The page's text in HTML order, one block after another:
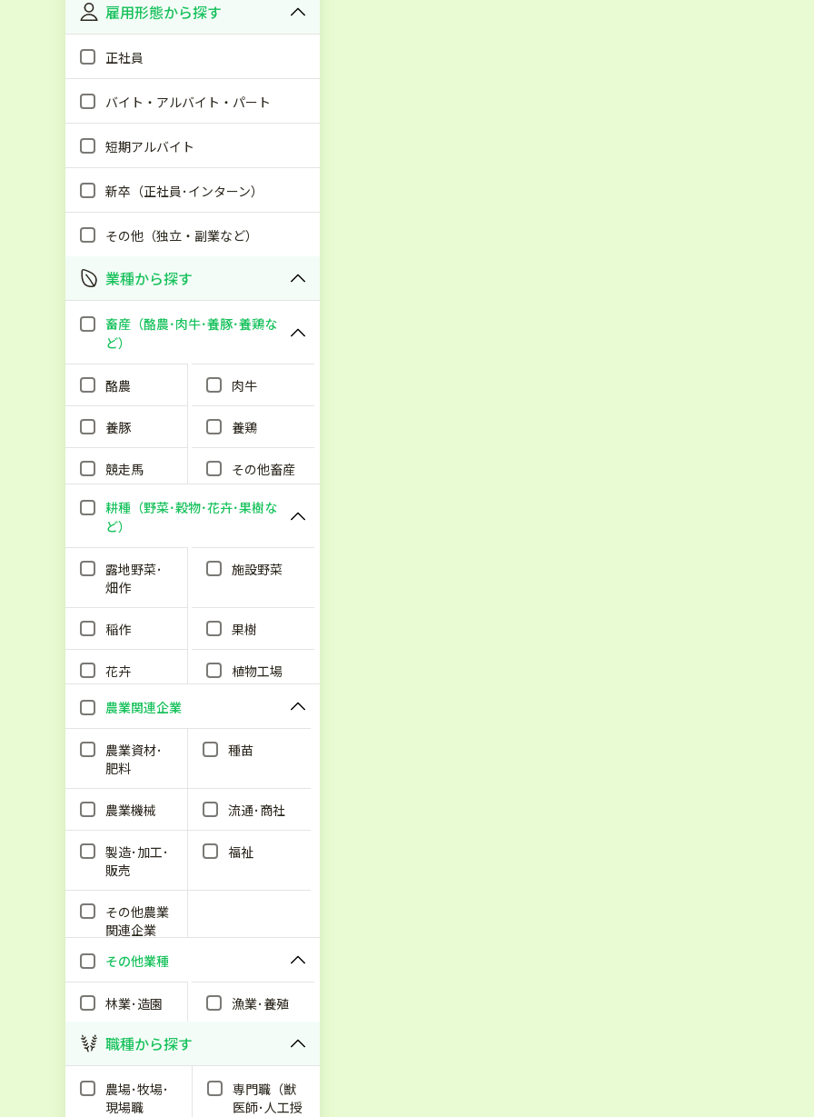
雇用形態から探す
正社員
バイト・アルバイト・パート
短期アルバイト
新卒（正社員･インターン）
その他（独立・副業など）
業種から探す
畜産（酪農･肉牛･養豚･養鶏な
ど）
酪農 肉牛
養豚 養鶏
競走馬 その他畜産
耕種（野菜･穀物･花卉･果樹な
ど）
露地野菜･
畑作
施設野菜
稲作 果樹
花卉
植物工場
農業関連企業
農業資材･
肥料
種苗
農業機械 流通･商社
製造･加工･
販売
福祉
その他農業
関連企業
その他業種
林業･造園 漁業･養殖
職種から探す
農場･牧場･
現場職
専門職（獣
医師･人工授